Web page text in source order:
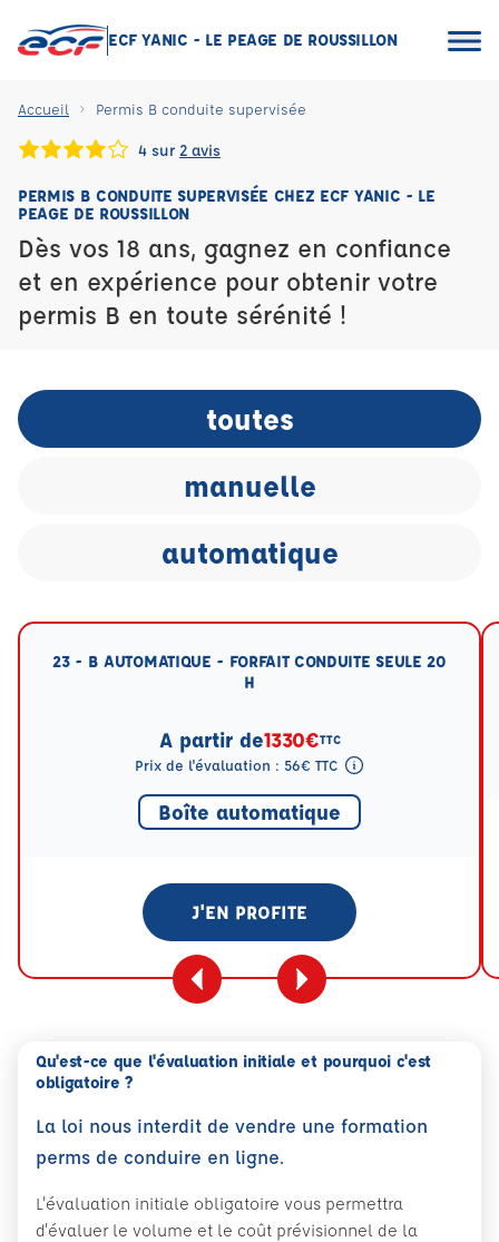
ECF YANIC - LE PEAGE DE ROUSSILLON
Accueil Permis B conduite supervisée
4 sur 2 avis
PERMIS B CONDUITE SUPERVISÉE CHEZ ECF YANIC - LE
PEAGE DE ROUSSILLON
Dès vos 18 ans, gagnez en confiance
et en expérience pour obtenir votre
permis B en toute sérénité !
toutes
manuelle
automatique
23 - B AUTOMATIQUE - FORFAIT CONDUITE SEULE 20
H
A partir de1330€TTC
Prix de l'évaluation : 56€ TTC
Boîte automatique
J'EN PROFITE
Qu'est-ce que l'évaluation initiale et pourquoi c'est
obligatoire ?
La loi nous interdit de vendre une formation
perms de conduire en ligne.
L'évaluation initiale obligatoire vous permettra
d'évaluer le volume et le coût prévisionnel de la